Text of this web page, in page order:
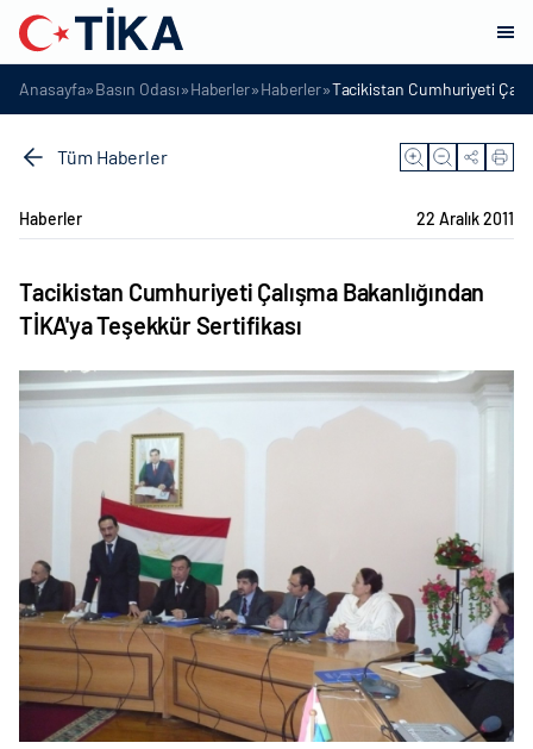
Anasayfa»Basın Odası»Haberler»Haberler»Tacikistan Cumhuriyeti
Tüm Haberler
Haberler 22 Aralık 2011
Tacikistan Cumhuriyeti Çalışma Bakanlığından
TİKA'ya Teşekkür Sertifikası